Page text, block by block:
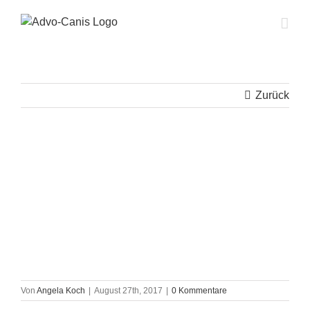
Inhalt
Zurück
Von Angela Koch | August 27th, 2017 | 0 Kommentare